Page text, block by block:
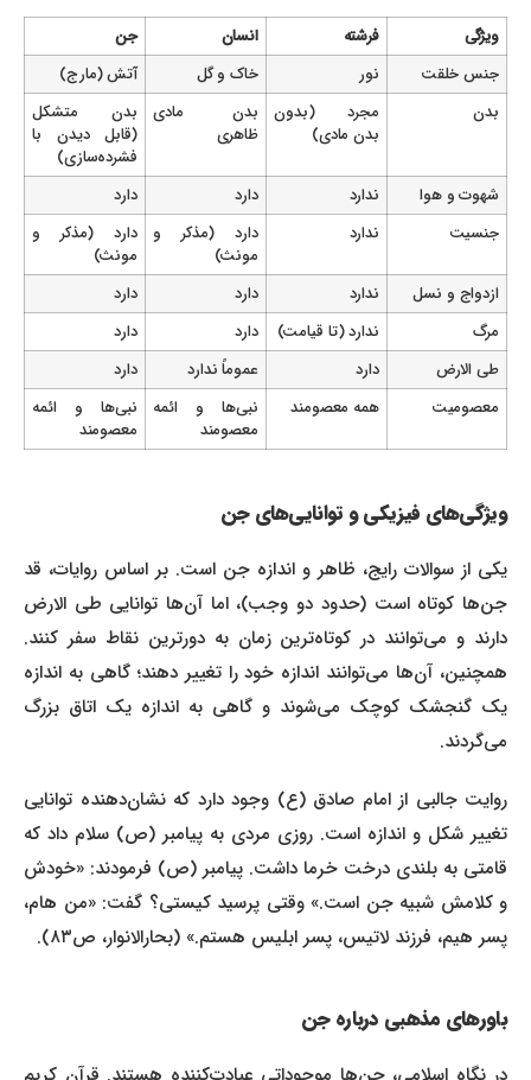
ویژگی فرشته انسان
جنس خلقت
خاک و گل
آتش (مارج)
بدن
مجرد (بدون
بدن مادی)
بدن مادی
ظاهری
بدن متشکل
(قابل دیدن با
فشرده‌سازی)
شهوت و هوا
ندارد
جنسیت
ندارد
دارد (مذکر و
مونث)
دارد (مذکر و
مونث)
ازدواج و نسل
ندارد
مرگ
ندارد (تا قیامت) دارد
طی الارض
عموماً ندارد
معصومیت
همه معصومند
نبی‌ها و ائمه
معصومند
نبی‌ها و ائمه
معصومند
ویژگی‌های فیزیکی و توانایی‌های جن
یکی از سوالات رایج، ظاهر و اندازه جن است. بر اساس روایات، قد
جن‌ها کوتاه است (حدود دو وجب)، اما آن‌ها توانایی طی الارض
دارند و می‌توانند در کوتاه‌ترین زمان به دورترین نقاط سفر کنند.
همچنین، آن‌ها می‌توانند اندازه خود را تغییر دهند؛ گاهی به اندازه
یک گنجشک کوچک می‌شوند و گاهی به اندازه یک اتاق بزرگ
می‌گردند.
روایت جالبی از امام صادق (ع) وجود دارد که نشان‌دهنده توانایی
تغییر شکل و اندازه است. روزی مردی به پیامبر (ص) سلام داد که
قامتی به بلندی درخت خرما داشت. پیامبر (ص) فرمودند: «خودش
و کلامش شبیه جن است.» وقتی پرسید کیستی؟ گفت: «من هام،
پسر هیم، فرزند لاتیس، پسر ابلیس هستم.» (بحارالانوار، ص۸۳).
باورهای مذهبی درباره جن